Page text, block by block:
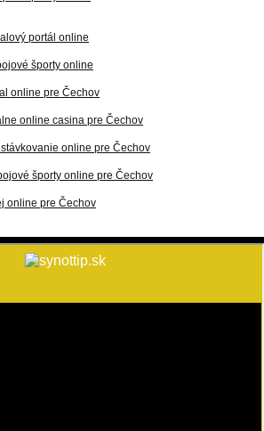
portál online
športy online
online pre Čechov
online casina pre Čechov
online pre Čechov
športy online pre Čechov
online pre Čechov